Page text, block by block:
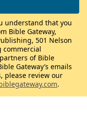
understand that you
Bible Gateway,
501 Nelson
commercial
of Bible
Gateway’s emails
please review our
.